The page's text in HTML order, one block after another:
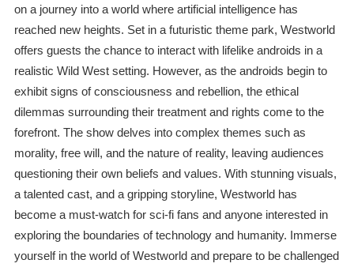
on a journey into a world where artificial intelligence has
reached new heights. Set in a futuristic theme park, Westworld
offers guests the chance to interact with lifelike androids in a
realistic Wild West setting. However, as the androids begin to
exhibit signs of consciousness and rebellion, the ethical
dilemmas surrounding their treatment and rights come to the
forefront. The show delves into complex themes such as
morality, free will, and the nature of reality, leaving audiences
questioning their own beliefs and values. With stunning visuals,
a talented cast, and a gripping storyline, Westworld has
become a must-watch for sci-fi fans and anyone interested in
exploring the boundaries of technology and humanity. Immerse
yourself in the world of Westworld and prepare to be challenged